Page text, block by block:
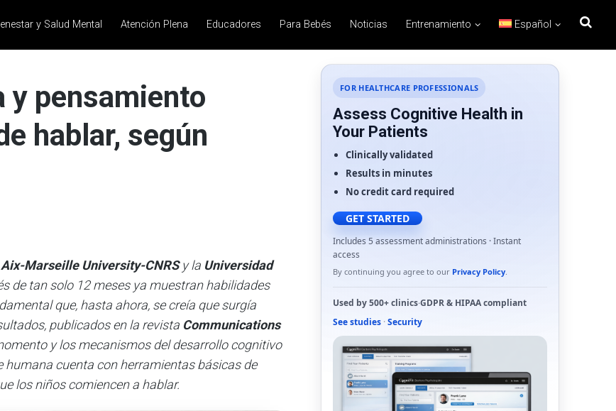
y Salud Mental Atención Plena Educadores Para Bebés Noticias Entrenamiento Español
y pensamiento
hablar, según
Aix-Marseille University-CNRSy la Universidad
de tan solo 12 meses ya muestran habilidades
que, hasta ahora, se creía que surgía
publicados en la revista Communications
y los mecanismos del desarrollo cognitivo
cuenta con herramientas básicas de
los niños comiencen a hablar.
FOR HEALTHCARE PROFESSIONALS
Assess Cognitive Health in
Your Patients
Clinically validated
Results in minutes
No credit card required
GET STARTED
Includes 5 assessment administrations · Instant
access
By continuing you agree to our Privacy Policy.
Used by500+ clinics·GDPR& HIPAAcompliant
See studies · Security